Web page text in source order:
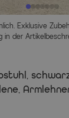
Exklusive
in der